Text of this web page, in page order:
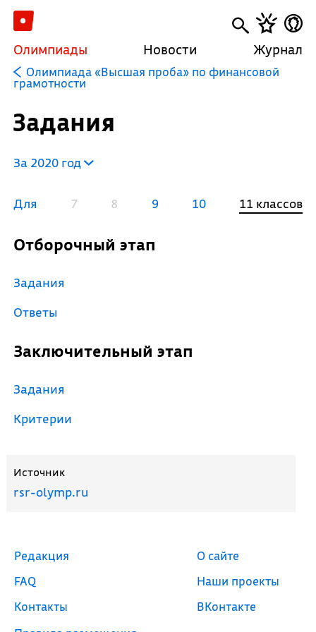
Олимпиады Новости Журнал
Олимпиада «Высшая проба» по финансовой
грамотности
Задания
За 2020 год
Для 7 8 9 10 11 классов
Отборочный этап
Задания
Ответы
Заключительный этап
Задания
Критерии
Источник
rsr-olymp.ru
Редакция
FAQ
Контакты
О сайте
Наши проекты
ВКонтакте